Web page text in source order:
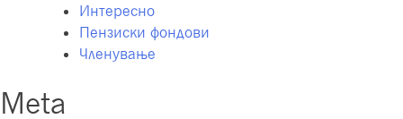
Интересно
Пензиски фондови
Членување
Meta